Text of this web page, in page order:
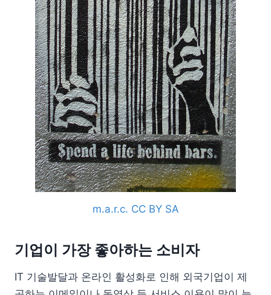
m.a.r.c. CC BY SA
기업이 가장 좋아하는 소비자
IT 기술발달과 온라인 활성화로 인해 외국기업이 제